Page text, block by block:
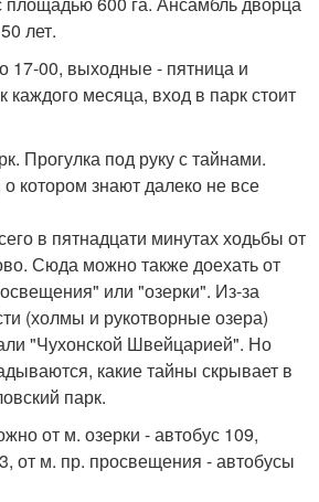
лет.
17-00, выходные - пятница и
каждого месяца, вход в парк стоит
Прогулка под руку с тайнами.
котором знают далеко не все
в пятнадцати минутах ходьбы от
Сюда можно также доехать от
или "озерки". Из-за
(холмы и рукотворные озера)
"Чухонской Швейцарией". Но
какие тайны скрывает в
парк.
от м. озерки - автобус 109,
от м. пр. просвещения - автобусы